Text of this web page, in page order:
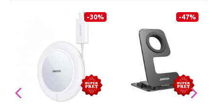
-30% -47%